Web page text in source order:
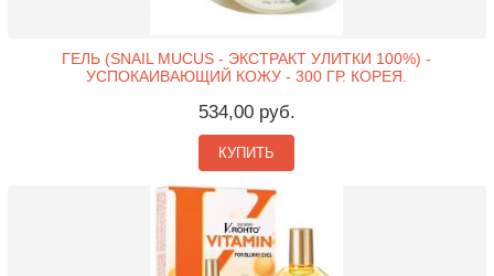
ГЕЛЬ (SNAIL MUCUS - ЭКСТРАКТ УЛИТКИ 100%) -
УСПОКАИВАЮЩИЙ КОЖУ - 300 ГР. КОРЕЯ.
534,00 руб.
КУПИТЬ